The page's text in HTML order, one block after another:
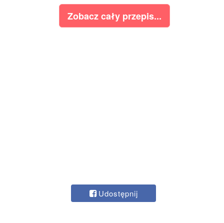
Zobacz cały przepis...
Udostępnij